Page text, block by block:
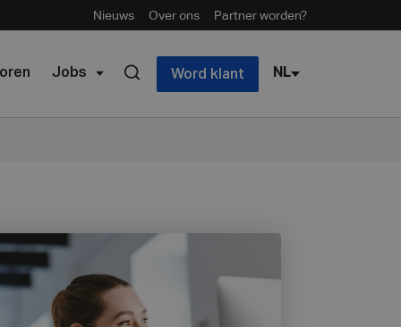
Nieuws Over ons Partner worden?
Jobs Word klant NL